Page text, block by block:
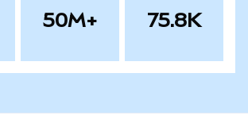
50M+ 75.8K